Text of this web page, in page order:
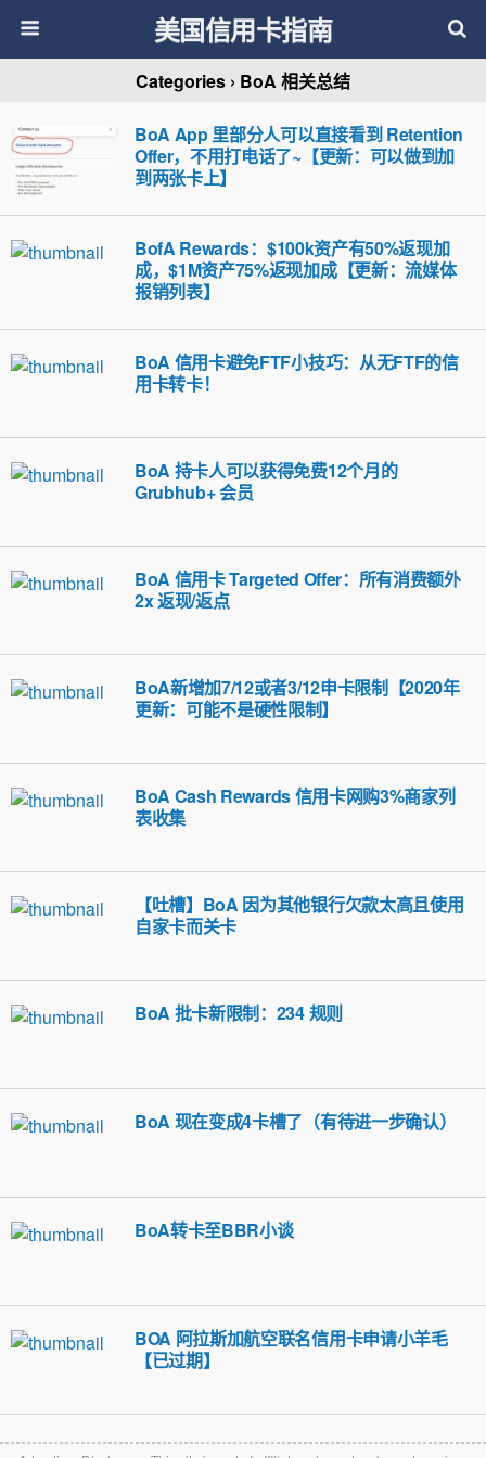
美国信用卡指南
Categories › BoA 相关总结
BoA App 里部分人可以直接看到 Retention
Offer，不用打电话了~【更新：可以做到加
到两张卡上】
BofA Rewards：$100k资产有50%返现加
成，$1M资产75%返现加成【更新：流媒体
报销列表】
BoA 信用卡避免FTF小技巧：从无FTF的信
用卡转卡！
BoA 持卡人可以获得免费12个月的
Grubhub+ 会员
BoA 信用卡 Targeted Offer：所有消费额外
2x 返现/返点
BoA新增加7/12或者3/12申卡限制【2020年
更新：可能不是硬性限制】
BoA Cash Rewards 信用卡网购3%商家列
表收集
【吐槽】BoA 因为其他银行欠款太高且使用
自家卡而关卡
BoA 批卡新限制：234 规则
BoA 现在变成4卡槽了（有待进一步确认）
BoA转卡至BBR小谈
BOA 阿拉斯加航空联名信用卡申请小羊毛
【已过期】